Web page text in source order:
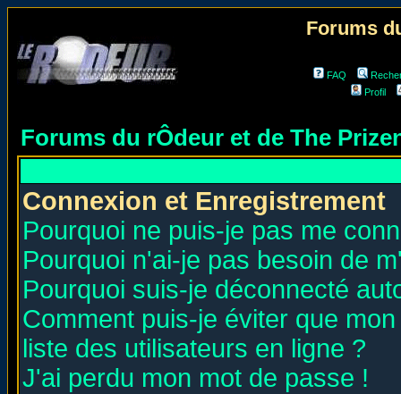
Forums
FAQ
Profil
Forums du rÔdeur et de The
Connexion et Enregistrement
Pourquoi ne puis-je pas me
Pourquoi n'ai-je pas besoin de
Pourquoi suis-je déconnecté
Comment puis-je éviter que
liste des utilisateurs en ligne ?
J'ai perdu mon mot de passe !